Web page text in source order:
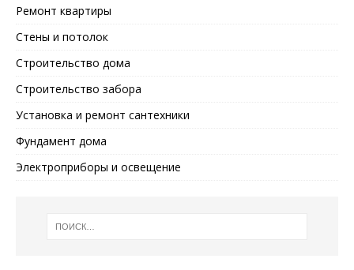
Ремонт квартиры
Стены и потолок
Строительство дома
Строительство забора
Установка и ремонт сантехники
Фундамент дома
Электроприборы и освещение